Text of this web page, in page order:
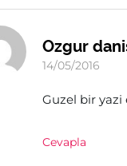
Ozgur
14/05/2016
Guzel bir yazi
Cevapla